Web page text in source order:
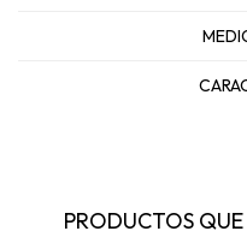
PRODUCTOS